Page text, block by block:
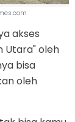
akses
Utara" oleh
bisa
oleh